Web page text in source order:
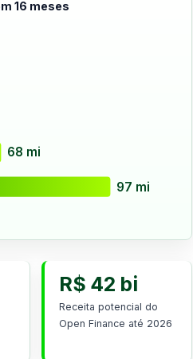
16 meses
68 mi
97 mi
R$ 42 bi
Receita potencial do
Open Finance até 2026